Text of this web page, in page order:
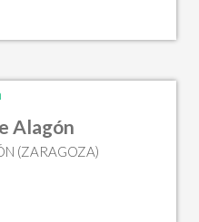
Alagón
(ZARAGOZA)